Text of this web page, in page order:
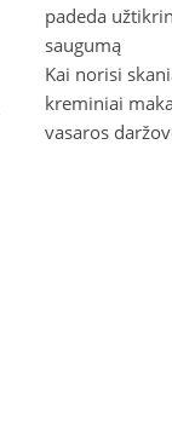
padeda
saugumą
Kai norisi
kreminiai
vasaros